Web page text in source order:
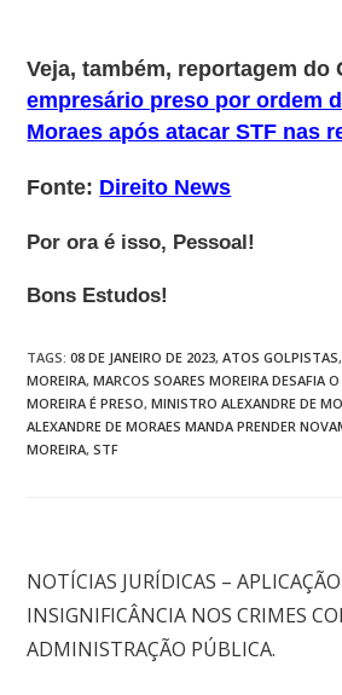
Veja, também, reportagem do
empresário preso por ordem
Moraes após atacar STF nas
Fonte: Direito News
Por ora é isso, Pessoal!
Bons Estudos!
TAGS:08 DE JANEIRO DE 2023, ATOS GOLPISTAS,
MOREIRA, MARCOS SOARES MOREIRA DESAFIA
MOREIRA É PRESO, MINISTRO ALEXANDRE DE
ALEXANDRE DE MORAES MANDA PRENDER
MOREIRA, STF
NOTÍCIAS JURÍDICAS –
INSIGNIFICÂNCIA NOS CRIMES
ADMINISTRAÇÃO PÚBLICA.